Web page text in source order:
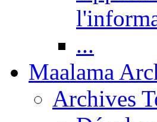
...
Maalama
Archives